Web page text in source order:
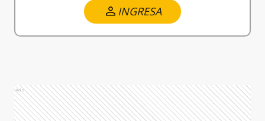
INGRESA
Ads